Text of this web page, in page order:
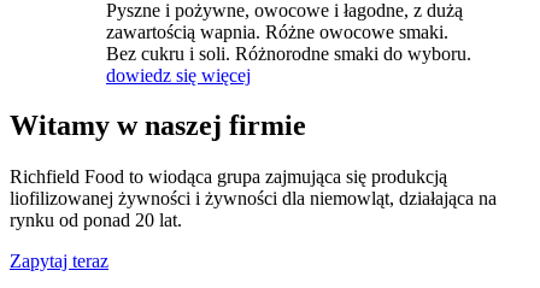
Pyszne i pożywne, owocowe i łagodne, z dużą
zawartością wapnia. Różne owocowe smaki.
Bez cukru i soli. Różnorodne smaki do wyboru.
dowiedz się więcej
Witamy w naszej firmie
Richfield Food to wiodąca grupa zajmująca się produkcją
liofilizowanej żywności i żywności dla niemowląt, działająca na
rynku od ponad 20 lat.
Zapytaj teraz